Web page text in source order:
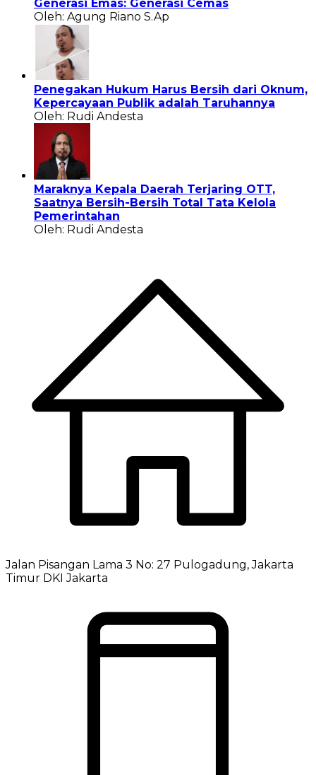
Generasi Emas: Generasi Cemas
Oleh: Agung Riano S.Ap
Penegakan Hukum Harus Bersih dari Oknum,
Kepercayaan Publik adalah Taruhannya
Oleh: Rudi Andesta
Maraknya Kepala Daerah Terjaring OTT,
Saatnya Bersih-Bersih Total Tata Kelola
Pemerintahan
Oleh: Rudi Andesta
Jalan Pisangan Lama 3 No: 27 Pulogadung, Jakarta
Timur DKI Jakarta